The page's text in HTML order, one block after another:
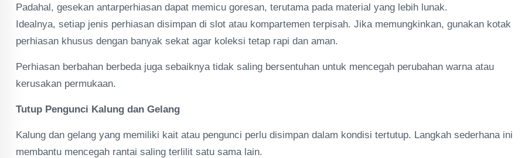
Padahal, gesekan antarperhiasan dapat memicu goresan, terutama pada material yang lebih lunak.
Idealnya, setiap jenis perhiasan disimpan di slot atau kompartemen terpisah. Jika memungkinkan, gunakan kotak
perhiasan khusus dengan banyak sekat agar koleksi tetap rapi dan aman.
Perhiasan berbahan berbeda juga sebaiknya tidak saling bersentuhan untuk mencegah perubahan warna atau
kerusakan permukaan.
Tutup Pengunci Kalung dan Gelang
Kalung dan gelang yang memiliki kait atau pengunci perlu disimpan dalam kondisi tertutup. Langkah sederhana ini
membantu mencegah rantai saling terlilit satu sama lain.